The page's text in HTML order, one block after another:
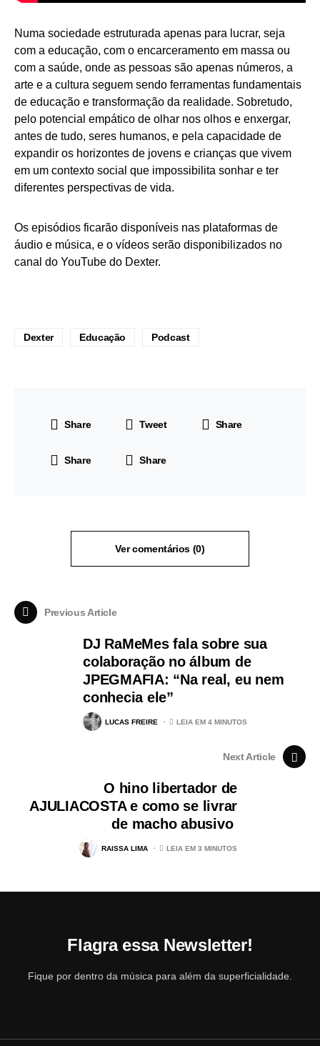
Numa sociedade estruturada apenas para lucrar, seja
com a educação, com o encarceramento em massa ou
com a saúde, onde as pessoas são apenas números, a
arte e a cultura seguem sendo ferramentas fundamentais
de educação e transformação da realidade. Sobretudo,
pelo potencial empático de olhar nos olhos e enxergar,
antes de tudo, seres humanos, e pela capacidade de
expandir os horizontes de jovens e crianças que vivem
em um contexto social que impossibilita sonhar e ter
diferentes perspectivas de vida.
Os episódios ficarão disponíveis nas plataformas de
áudio e música, e o vídeos serão disponibilizados no
canal do YouTube do Dexter.
Dexter Educação Podcast
Share Tweet Share
Share Share
Ver comentários (0)
Previous Article
DJ RaMeMes fala sobre sua
colaboração no álbum de
JPEGMAFIA: “Na real, eu nem
conhecia ele”
LUCAS FREIRE LEIA EM 4 MINUTOS
Next Article
O hino libertador de
AJULIACOSTA e como se livrar
de macho abusivo
RAISSA LIMA LEIA EM 3 MINUTOS
Flagra essa Newsletter!
Fique por dentro da música para além da superficialidade.